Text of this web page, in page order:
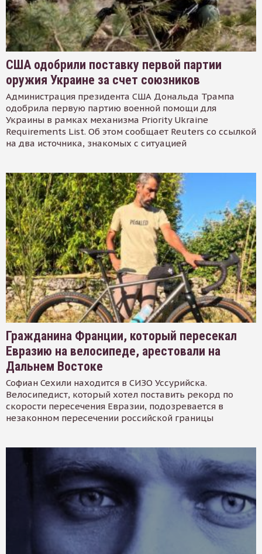
США одобрили поставку первой партии
оружия Украине за счет союзников
Администрация президента США Дональда Трампа
одобрила первую партию военной помощи для
Украины в рамках механизма Priority Ukraine
Requirements List. Об этом сообщает Reuters со ссылкой
на два источника, знакомых с ситуацией
Гражданина Франции, который пересекал
Евразию на велосипеде, арестовали на
Дальнем Востоке
Софиан Сехили находится в СИЗО Уссурийска.
Велосипедист, который хотел поставить рекорд по
скорости пересечения Евразии, подозревается в
незаконном пересечении российской границы